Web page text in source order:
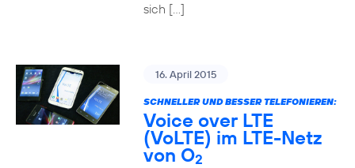
sich […]
16. April 2015
SCHNELLER UND BESSER TELEFONIEREN:
Voice over LTE
(VoLTE) im LTE-Netz
von O2